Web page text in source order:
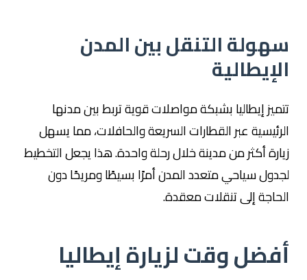
سهولة التنقل بين المدن
الإيطالية
تتميز إيطاليا بشبكة مواصلات قوية تربط بين مدنها
الرئيسية عبر القطارات السريعة والحافلات، مما يسهل
زيارة أكثر من مدينة خلال رحلة واحدة. هذا يجعل التخطيط
لجدول سياحي متعدد المدن أمرًا بسيطًا ومريحًا دون
الحاجة إلى تنقلات معقدة.
أفضل وقت لزيارة إيطاليا